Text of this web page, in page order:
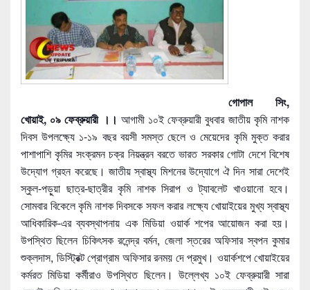
গোপাল সিং,
খোয়াই, ০৯ ফেব্রুয়ারী ।। আগামী ১০ই ফেব্রুয়ারী বুধবার জাতীয় কৃমি নাশক
দিবস উপলক্ষ্যে ১-১৯ বছর বয়সী সমস্ত ছেলে ও মেয়েদের কৃমি মুক্ত করার
পাশাপাশি কৃমির সংক্রমন চক্র নিয়ন্ত্রন বরতে ভারত সরকার গোটা দেশে বিশেষ
উদ্যোগ গ্রহন করেছে। জাতীয় স্বাস্থ্য মিশনের উদ্যোগে ঐ দিন সারা দেশেই
স্কুল-পড়ুয়া ছাত্র-ছাত্রীর কৃমি নাশক সিরাপ ও ট্যাবলেট খাওয়ানো হবে।
সোমবার বিকেলে কৃমি নাশক দিবসকে সফল করার লক্ষ্যে খোয়াইয়ের মুখ্য স্বাস্থ্য
আধিকারিক-এর ব্যবস্থাপনায় এক মিডিয়া ওয়ার্ক শপের আয়োজন করা হয়।
উপস্থিত ছিলেন চিকিৎসক রনেন্দ্র বর্মন, জেলা স্তরের অফিসার স্বপন কুমার
শুক্লদাস, ডিস্ট্রিক্ট প্রোগ্রাম অফিসার রনময় দে প্রমুখ। ওয়ার্কশপে খোয়াইয়ের
কর্মরত মিডিয়া কর্মীরাও উপস্থিত ছিলেন। উল্লেখ্য ১০ই ফেব্রুয়ারী সারা